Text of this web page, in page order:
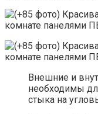
Внешние и
необходимы
стыка на